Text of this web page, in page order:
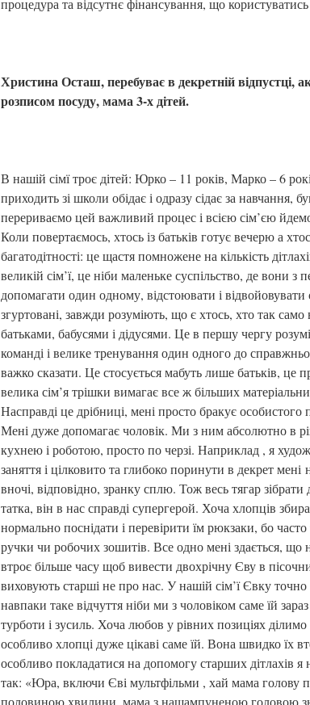
процедура та відсутнє фінансування, що
Христина Осташ, перебуває в декретній відпустці,
розписом посуду, мама 3-х дітей.
В нашій сімї троє дітей: Юрко – 11 років, Марко – 6
приходить зі школи обідає і одразу сідає за навчання,
перериваємо цей важливий процес і всією сім’єю
Коли повертаємось, хтось із батьків готує вечерю а
багатодітності: це щастя помножене на кількість
великій сім’ї, це ніби маленьке суспільство, де вони з
допомагати один одному, відстоювати і
згуртовані, завжди розуміють, що є хтось, хто так
батьками, бабусями і дідусями. Це в першу чергу
команді і велике тренування один одного до
важко сказати. Це стосується мабуть лише батьків, це
велика сім’я трішки вимагає все ж більших
Насправді це дрібниці, мені просто бракує
Мені дуже допомагає чоловік. Ми з ним абсолютно в
кухнею і роботою, просто по черзі. Наприклад , я
заняття і цілковито та глибоко поринути в декрет
вночі, відповідно, зранку сплю. Тож весь тягар
татка, він в нас справді супергерой. Хоча хлопців
нормально поснідати і перевірити їм рюкзаки, бо
ручки чи робочих зошитів. Все одно мені здається, що
втроє більше часу щоб вивести двохрічну Єву в
виховують старші не про нас. У нашій сім’ї Євку
навпаки таке відчуття ніби ми з чоловіком саме їй
турботи і зусиль. Хоча любов у рівних позиціях
особливо хлопці дуже цікаві саме їй. Вона швидко їх
особливо покладатися на допомогу старших дітлахів
так: «Юра, включи Єві мультфільми , хай мама голову
половиною хвилини, мама з нашампуненою головою